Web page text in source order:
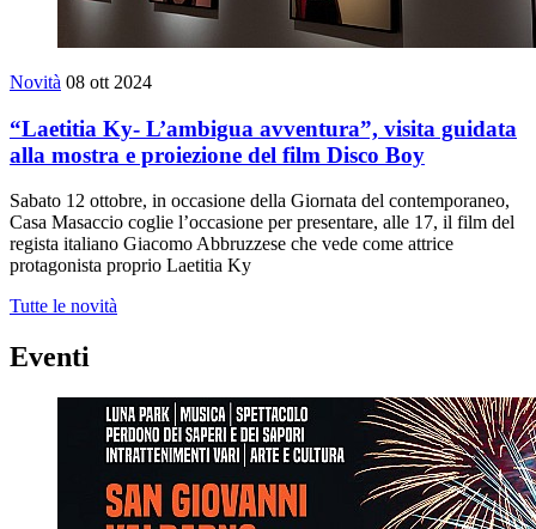
Novità 08 ott 2024
“Laetitia Ky- L’ambigua avventura”, visita guidata
alla mostra e proiezione del film Disco Boy
Sabato 12 ottobre, in occasione della Giornata del contemporaneo,
Casa Masaccio coglie l’occasione per presentare, alle 17, il film del
regista italiano Giacomo Abbruzzese che vede come attrice
protagonista proprio Laetitia Ky
Tutte le novità
Eventi